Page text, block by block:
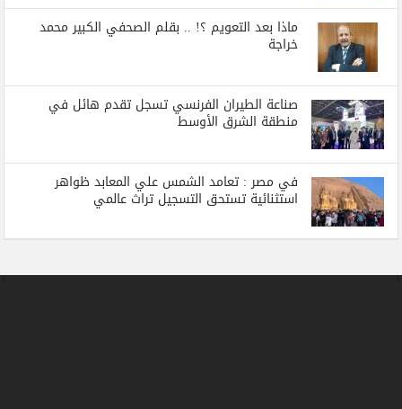
ماذا بعد التعويم ؟! .. بقلم الصحفي الكبير محمد
خراجة
صناعة الطيران الفرنسي تسجل تقدم هائل في
منطقة الشرق الأوسط
في مصر : تعامد الشمس علي المعابد ظواهر
استثنائية تستحق التسجيل تراث عالمي